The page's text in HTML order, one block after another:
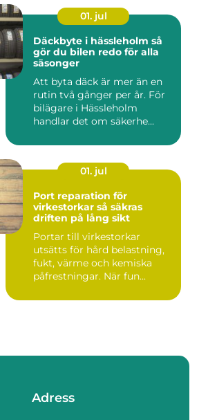
01. jul
Däckbyte i hässleholm så
gör du bilen redo för alla
säsonger
Att byta däck är mer än en
rutin två gånger per år. För
bilägare i Hässleholm
handlar det om säkerhe...
01. jul
Port reparation för
virkestorkar så säkras
driften på lång sikt
Portar till virkestorkar
utsätts för hård belastning,
fukt, värme och kemiska
påfrestningar. När fun...
Adress